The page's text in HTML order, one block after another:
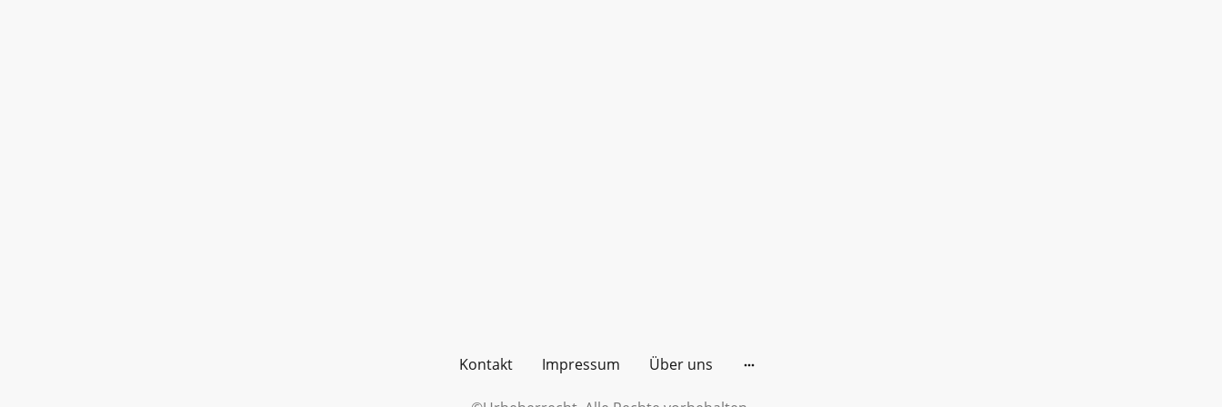
Kontakt Impressum Über uns